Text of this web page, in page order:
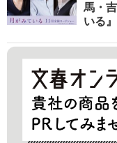
馬・
いる』